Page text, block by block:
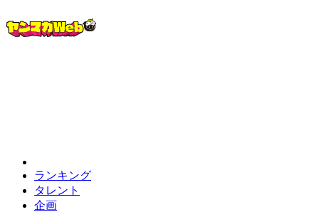
ランキング
タレント
企画